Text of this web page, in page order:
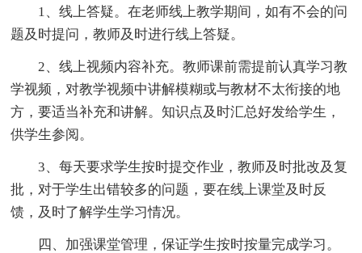
1、线上答疑。在老师线上教学期间，如有不会的问
题及时提问，教师及时进行线上答疑。
2、线上视频内容补充。教师课前需提前认真学习教
学视频，对教学视频中讲解模糊或与教材不太衔接的地
方，要适当补充和讲解。知识点及时汇总好发给学生，
供学生参阅。
3、每天要求学生按时提交作业，教师及时批改及复
批，对于学生出错较多的问题，要在线上课堂及时反
馈，及时了解学生学习情况。
四、加强课堂管理，保证学生按时按量完成学习。